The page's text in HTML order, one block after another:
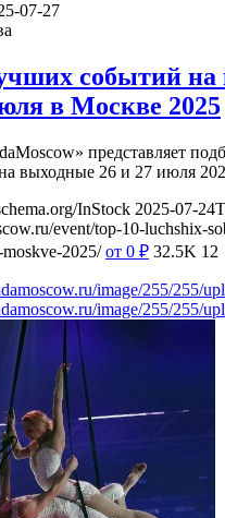
07-27
событий на
в Москве 2025
представляет
выходные 26 и 27 июля
InStock 2025-07-
event/top-10-luchshix-
2025/ от 0 ₽ 32.5K 12
image/255/255/
image/255/255/